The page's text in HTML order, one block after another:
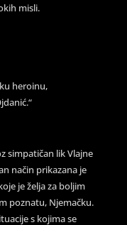
misli.
heroinu,
simpatičan lik Vlajne
način prikazana je
je želja za boljim
poznatu, Njemačku.
s kojima se